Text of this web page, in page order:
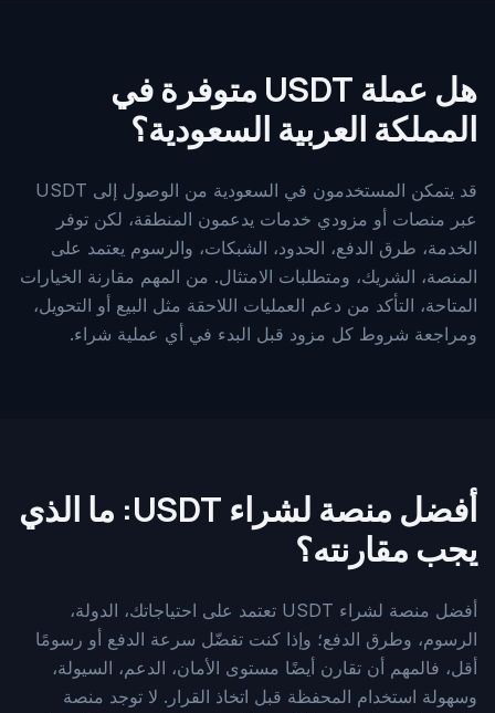
هل عملة USDT متوفرة في
المملكة العربية السعودية؟
قد يتمكن المستخدمون في السعودية من الوصول إلى USDT
عبر منصات أو مزودي خدمات يدعمون المنطقة، لكن توفر
الخدمة، طرق الدفع، الحدود، الشبكات، والرسوم يعتمد على
المنصة، الشريك، ومتطلبات الامتثال. من المهم مقارنة الخيارات
المتاحة، التأكد من دعم العمليات اللاحقة مثل البيع أو التحويل،
ومراجعة شروط كل مزود قبل البدء في أي عملية شراء.
أفضل منصة لشراء USDT: ما الذي
يجب مقارنته؟
أفضل منصة لشراء USDT تعتمد على احتياجاتك، الدولة،
الرسوم، وطرق الدفع؛ وإذا كنت تفضّل سرعة الدفع أو رسومًا
أقل، فالمهم أن تقارن أيضًا مستوى الأمان، الدعم، السيولة،
وسهولة استخدام المحفظة قبل اتخاذ القرار. لا توجد منصة